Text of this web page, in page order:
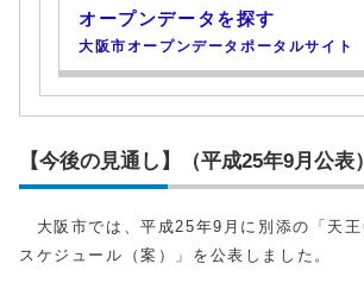
オープンデータを探す
大阪市オープンデータポータルサイト
【今後の見通し】（平成25年9月公表）
大阪市では、平成25年9月に別添の「天
スケジュール（案）」を公表しました。